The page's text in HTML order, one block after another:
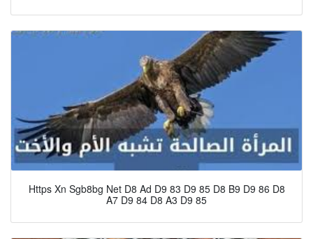
Https Xn Sgb8bg Net D8 Ad D9 83 D9 85 D8 B9 D9 86 D8
A7 D9 84 D8 A3 D9 85